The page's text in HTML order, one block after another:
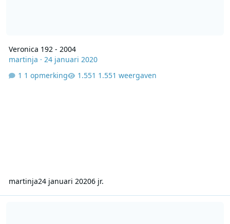
Veronica 192 - 2004
martinja · 24 januari 2020
1 opmerking
1.551 weergaven
martinja24 januari 20206 jr.